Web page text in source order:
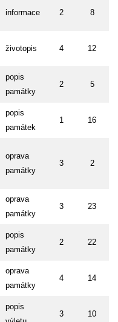
informace 2 8
životopis 4 12
popis
památky
2 5
popis
památek
1 16
oprava
památky
3 2
oprava
památky
3 23
popis
památky
2 22
oprava
památky
4 14
popis
3 10